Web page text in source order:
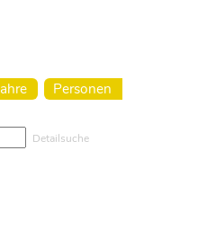
Personen
Detailsuche